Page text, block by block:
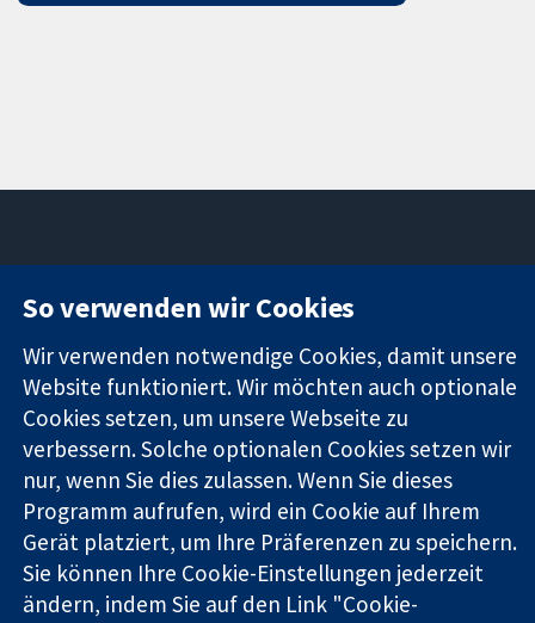
Zuverlässige
Evidenz
Informierte
Entscheidungen
Bessere
Gesundheit
11-13 Cavendish
Square
London
W1G0AN
Vereinigtes
Königreich
Neuigkeiten
Pressestelle
Über uns
Cochrane
Library
Die Cochrane Collaboration ist eine gemeinützige Organisation
(Nr. 1045921) und in England und in Wales als eine Gesellschaft
So verwenden wir Cookies
Wir verwenden notwendige Cookies, damit unsere
Website funktioniert. Wir möchten auch optionale
Cookies setzen, um unsere Webseite zu
verbessern. Solche optionalen Cookies setzen wir
nur, wenn Sie dies zulassen. Wenn Sie dieses
Programm aufrufen, wird ein Cookie auf Ihrem
Gerät platziert, um Ihre Präferenzen zu speichern.
Sie können Ihre Cookie-Einstellungen jederzeit
ändern, indem Sie auf den Link "Cookie-